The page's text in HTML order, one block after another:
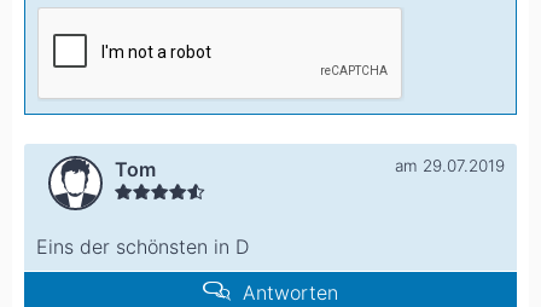
Tom am 29.07.2019
Eins der schönsten in D
Antworten